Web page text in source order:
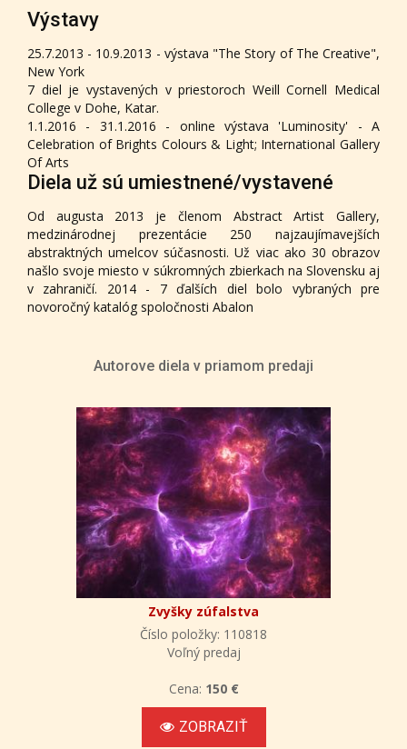
Výstavy
25.7.2013 - 10.9.2013 - výstava "The Story of The Creative",
New York
7 diel je vystavených v priestoroch Weill Cornell Medical
College v Dohe, Katar.
1.1.2016 - 31.1.2016 - online výstava 'Luminosity' - A
Celebration of Brights Colours & Light; International Gallery
Of Arts
Diela už sú umiestnené/vystavené
Od augusta 2013 je členom Abstract Artist Gallery,
medzinárodnej prezentácie 250 najzaujímavejších
abstraktných umelcov súčasnosti. Už viac ako 30 obrazov
našlo svoje miesto v súkromných zbierkach na Slovensku aj
v zahraničí. 2014 - 7 ďalších diel bolo vybraných pre
novoročný katalóg spoločnosti Abalon
Autorove diela v priamom predaji
Zvyšky zúfalstva
Číslo položky: 110818
Voľný predaj
Cena: 150 €
ZOBRAZIŤ